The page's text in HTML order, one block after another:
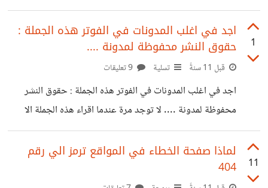
http://www.gratisography.com/ 04-
http://www.splitshire.com/ 05-
http://www.littlevisuals.co/ 06-
http://www.magdeleine.co/ 07-
http://www.lifeofpix.com/ 08-
http://www.snapographic.com/ 09-
http://www.picography.co/ 11-
http://www.deathtothestockphoto.com/ 12-
http://www.fotogrph.com/ 13-
1
اجد في اغلب المدونات في الفوتر هذه الجملة :
حقوق النشر محفوظة لمدونة ....
قبل 11 سنةً تسلية
اجد في اغلب المدونات في الفوتر هذه الجملة : حقوق النشر
محفوظة لمدونة .... لا توجد مرة عندما اقراء هذه الجملة الا
ويراودني سؤال وهو كيف يتم حفظ حقوق النشر.. اعتذر عن
نشر الموضوع في هذا المجتمع لم اجد مجتمع مناسب لأشارك فيه
هذا الموضوع
11
لماذا صفحة الخطاء في المواقع ترمز الي رقم
404